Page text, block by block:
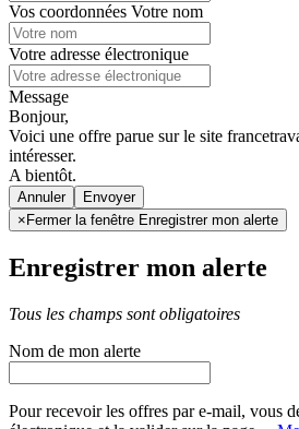
Vos coordonnées Votre nom
Votre adresse électronique
Message
Bonjour,
Voici une offre parue sur le site
intéresser.
A bientôt.
Annuler
× Fermer la fenêtre Enregistrer mon alerte
Enregistrer mon alerte
Tous les champs sont obligatoires
Nom de mon alerte
Pour recevoir les offres par e-mail, vous